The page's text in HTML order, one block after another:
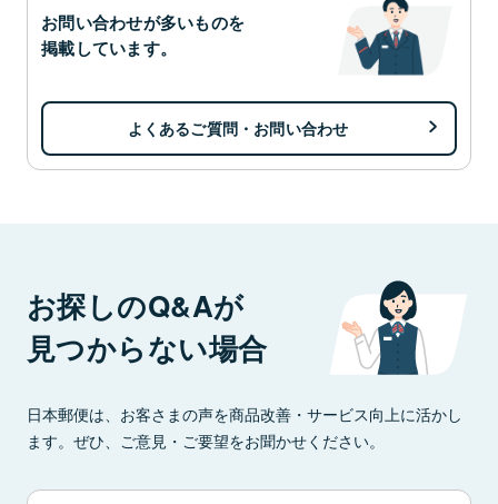
お問い合わせが多いものを
掲載しています。
よくあるご質問・お問い合わせ
お探しのQ&Aが
見つからない場合
日本郵便は、お客さまの声を商品改善・サービス向上に活かし
ます。ぜひ、ご意見・ご要望をお聞かせください。